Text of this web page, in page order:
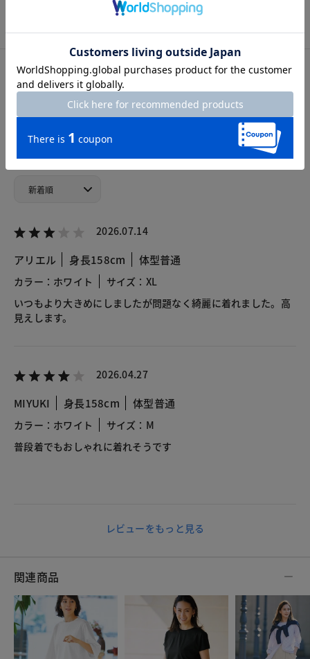
カスタマーレビュー
4.2
2026.07.14
アリエル 身長158cm 体型普通
カラー：ホワイト
サイズ：XL
いつもより大きめにしましたが問題なく綺麗に着れました。高
見えします。
2026.04.27
MIYUKI 身長158cm 体型普通
カラー：ホワイト
サイズ：M
普段着でもおしゃれに着れそうです
レビューをもっと見る
関連商品